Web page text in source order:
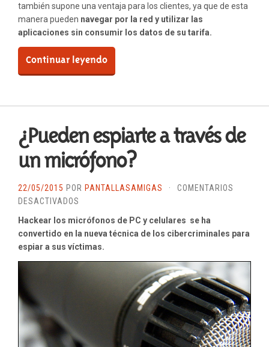
también supone una ventaja para los clientes, ya que de esta
manera pueden navegar por la red y utilizar las
aplicaciones sin consumir los datos de su tarifa.
Continuar leyendo
¿Pueden espiarte a través de
un micrófono?
22/05/2015 POR PANTALLASAMIGAS ·
COMENTARIOS
DESACTIVADOS
DE
Hackear los micrófonos de PC y celulares se ha
convertido en la nueva técnica de los cibercriminales para
espiar a sus víctimas.